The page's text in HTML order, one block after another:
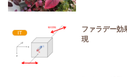
IT
ファラデー効
現